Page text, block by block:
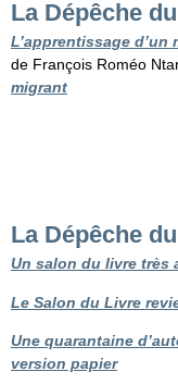
La Dépêche
L’apprentissage d’un
de François Roméo
migrant
La Dépêche
Un salon du livre très
Le Salon du Livre
Une quarantaine
version papier